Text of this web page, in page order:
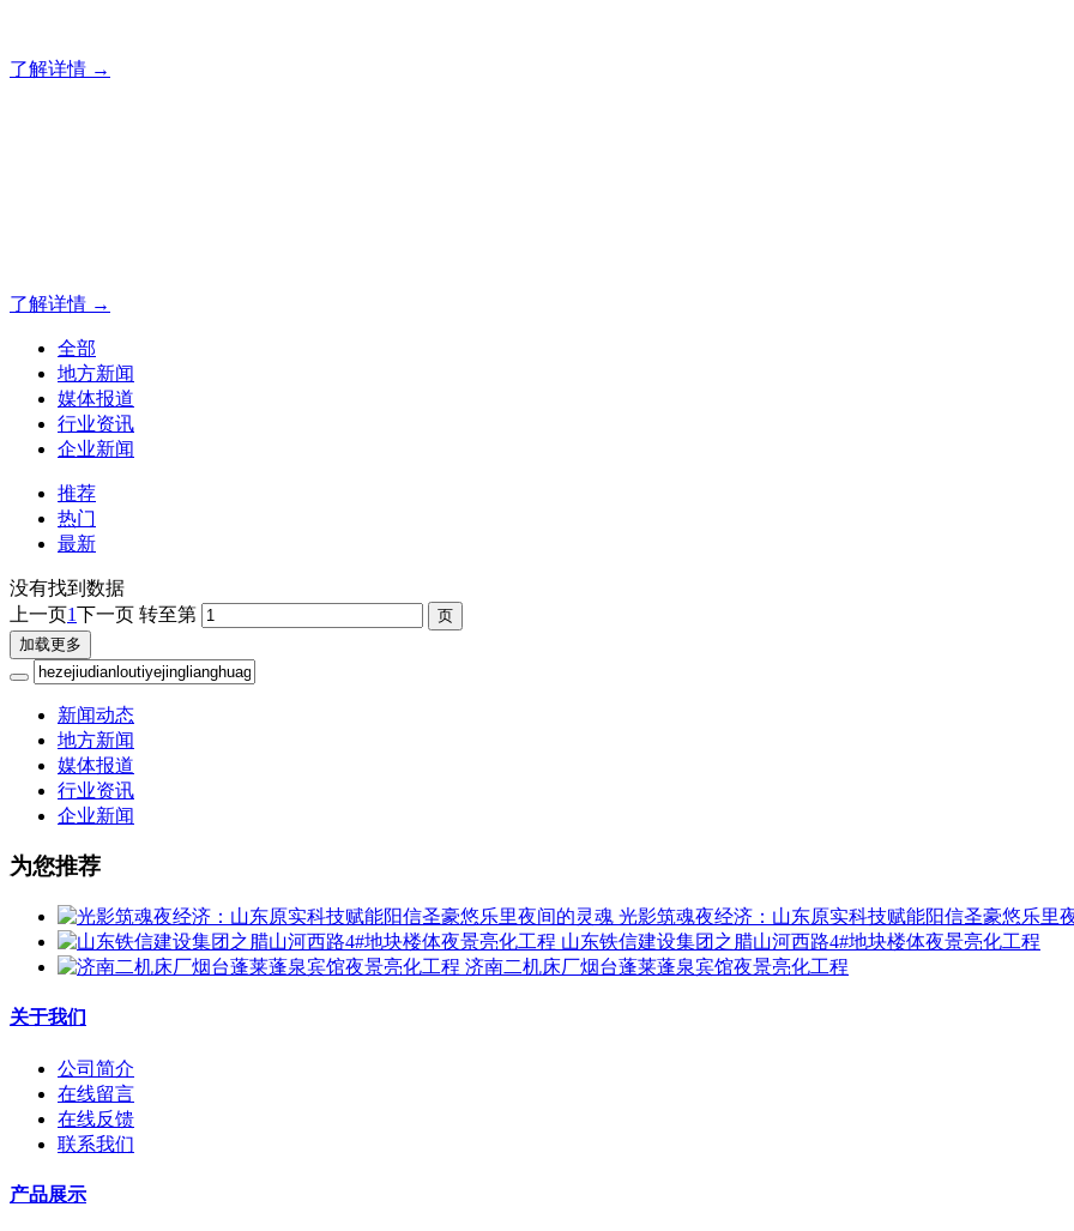
了解详情 →
了解详情 →
全部
地方新闻
媒体报道
行业资讯
企业新闻
推荐
热门
最新
没有找到数据
上一页1下一页 转至第
加载更多
新闻动态
地方新闻
媒体报道
行业资讯
企业新闻
为您推荐
光影筑魂夜经济：山东原实科技赋能阳信圣豪悠乐里
山东铁信建设集团之腊山河西路4#地块楼体夜景亮化工程
济南二机床厂烟台蓬莱蓬泉宾馆夜景亮化工程
关于我们
公司简介
在线留言
在线反馈
联系我们
产品展示